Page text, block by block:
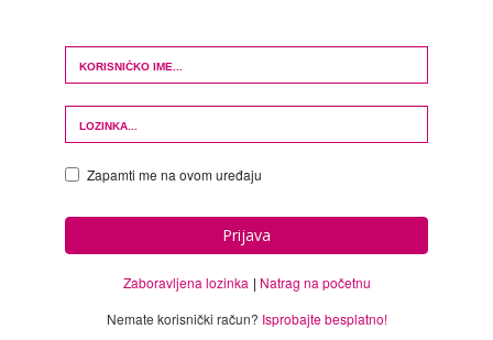
Zapamti me na ovom uređaju
Prijava
Zaboravljena lozinka
Natrag na početnu
Nemate korisnički račun? Isprobajte besplatno!